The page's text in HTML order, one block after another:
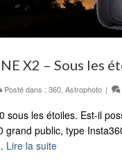
X2 – Sous les
Posté dans : 360 Astrophoto |
sous les étoiles. Est-il
grand public, type
Lire la suite